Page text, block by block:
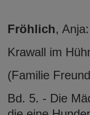
Fröhlich, Anja:
Krawall im
(Familie
Bd. 5. - Die